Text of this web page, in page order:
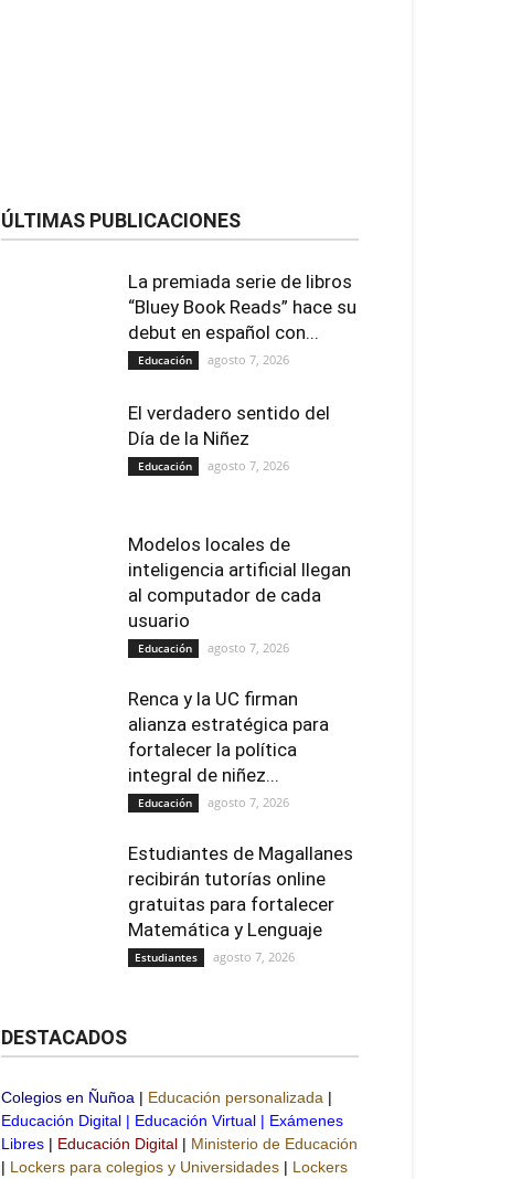
ÚLTIMAS PUBLICACIONES
La premiada serie de libros
“Bluey Book Reads” hace su
debut en español con...
Educación agosto 7, 2026
El verdadero sentido del
Día de la Niñez
Educación agosto 7, 2026
Modelos locales de
inteligencia artificial llegan
al computador de cada
usuario
Educación agosto 7, 2026
Renca y la UC firman
alianza estratégica para
fortalecer la política
integral de niñez...
Educación agosto 7, 2026
Estudiantes de Magallanes
recibirán tutorías online
gratuitas para fortalecer
Matemática y Lenguaje
Estudiantes agosto 7, 2026
DESTACADOS
Colegios en Ñuñoa | Educación personalizada |
Educación Digital | Educación Virtual | Exámenes
Libres | Educación Digital | Ministerio de Educación
| Lockers para colegios y Universidades | Lockers